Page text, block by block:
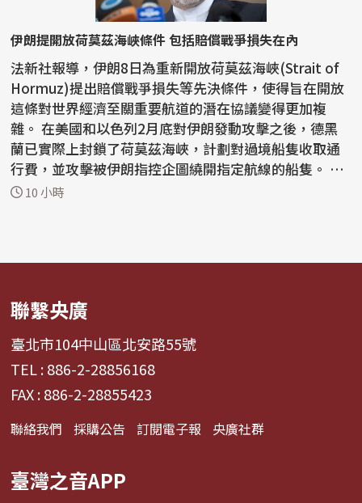
伊朗提開放荷莫茲海峽條件 包括賠償戰爭損失在內
法新社報導，伊朗8日為重新開放荷莫茲海峽(Strait of
Hormuz)提出賠償戰爭損失等先決條件，使得旨在開放
這條對世界經濟至關重要航道的潛在協議變得更加複
雜。 在美國和以色列2月底對伊朗發動攻擊之後，德黑
蘭已實際上封鎖了荷莫茲海峽，計劃對過境船隻收取通
行費，並攻擊被伊朗指控企圖繞開指定航線的船隻。 在
戰前...
10 小時
聯繫央廣
臺北市104中山區北安路55號
TEL : 886-2-28856168
FAX : 886-2-28855423
聯絡我們 採購公告 訂閱電子報 央廣社群
臺灣之音APP